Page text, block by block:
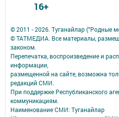
© 2011 - 2026. Туганайлар ("Родные
© ТАТМЕДИА. Все материалы,
законом.
Перепечатка, воспроизведение и
информации,
размещенной на сайте, возможна
редакций СМИ.
При поддержке Республиканского
коммуникациям.
Наименование СМИ: Туганайлар
16+